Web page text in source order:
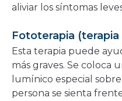
aliviar los síntomas
Fototerapia (terapia
Esta terapia puede
más graves. Se coloca
lumínico especial
persona se sienta